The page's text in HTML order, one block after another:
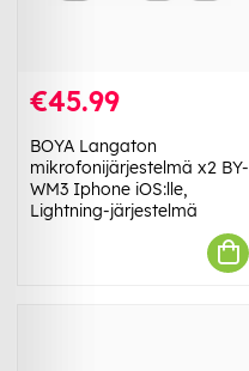
€45.99
BOYA Langaton
mikrofonijärjestelmä x2 BY-
WM3 Iphone iOS:lle,
Lightning-järjestelmä